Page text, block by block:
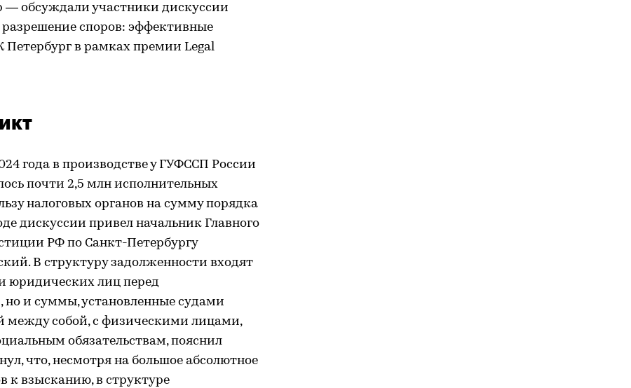
обсуждали участники дискуссии
споров: эффективные
Петербург в рамках премии Legal
года в производстве у ГУФССП России
почти 2,5 млн исполнительных
налоговых органов на сумму порядка
дискуссии привел начальник Главного
РФ по Санкт-Петербургу
В структуру задолженности входят
юридических лиц перед
но и суммы, установленные судами
между собой, с физическими лицами,
обязательствам, пояснил
что, несмотря на большое абсолютное
к взысканию, в структуре